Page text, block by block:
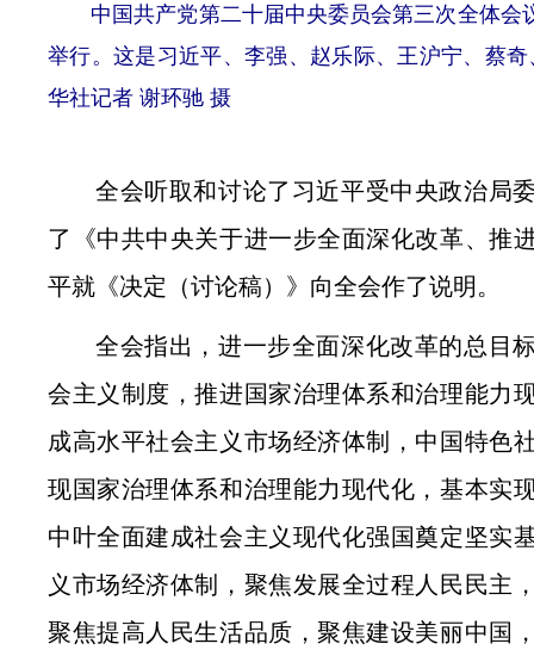
中国共产党第二十届中央委员会第三次全体会
举行。这是习近平、李强、赵乐际、王沪宁、蔡
华社记者 谢环驰 摄
全会听取和讨论了习近平受中央政治局
了《中共中央关于进一步全面深化改革、推
平就《决定（讨论稿） 》向全会作了说明。
全会指出，进一步全面深化改革的总目
会主义制度，推进国家治理体系和治理能力
成高水平社会主义市场经济体制，中国特色
现国家治理体系和治理能力现代化，基本实
中叶全面建成社会主义现代化强国奠定坚实
义市场经济体制，聚焦发展全过程人民民主
聚焦提高人民生活品质，聚焦建设美丽中国